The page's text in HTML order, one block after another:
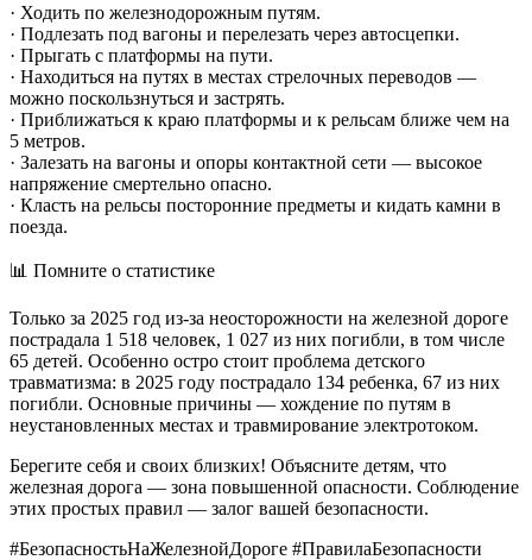
· Ходить по железнодорожным путям.
· Подлезать под вагоны и перелезать через автосцепки.
· Прыгать с платформы на пути.
· Находиться на путях в местах стрелочных переводов —
можно поскользнуться и застрять.
· Приближаться к краю платформы и к рельсам ближе чем на
5 метров.
· Залезать на вагоны и опоры контактной сети — высокое
напряжение смертельно опасно.
· Класть на рельсы посторонние предметы и кидать камни в
поезда.
📊 Помните о статистике
Только за 2025 год из-за неосторожности на железной дороге
пострадала 1 518 человек, 1 027 из них погибли, в том числе
65 детей. Особенно остро стоит проблема детского
травматизма: в 2025 году пострадало 134 ребенка, 67 из них
погибли. Основные причины — хождение по путям в
неустановленных местах и травмирование электротоком.
Берегите себя и своих близких! Объясните детям, что
железная дорога — зона повышенной опасности. Соблюдение
этих простых правил — залог вашей безопасности.
#БезопасностьНаЖелезнойДороге #ПравилаБезопасности